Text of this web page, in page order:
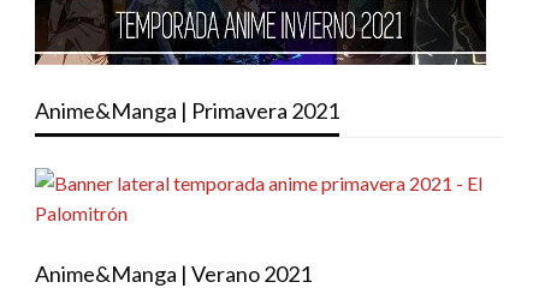
Anime&Manga | Primavera 2021
Anime&Manga | Verano 2021